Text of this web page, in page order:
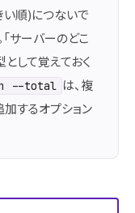
い順)につないで
サーバーのどこ
して覚えておく
--total は、複
するオプション